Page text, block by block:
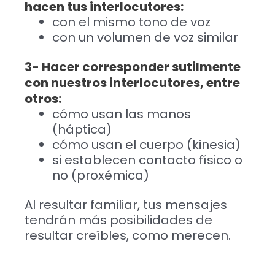
hacen tus interlocutores:
con el mismo tono de voz
con un volumen de voz similar
3- Hacer corresponder sutilmente
con nuestros interlocutores, entre
otros:
cómo usan las manos
(háptica)
cómo usan el cuerpo (kinesia)
si establecen contacto físico o
no (proxémica)
Al resultar familiar, tus mensajes
tendrán más posibilidades de
resultar creíbles, como merecen.